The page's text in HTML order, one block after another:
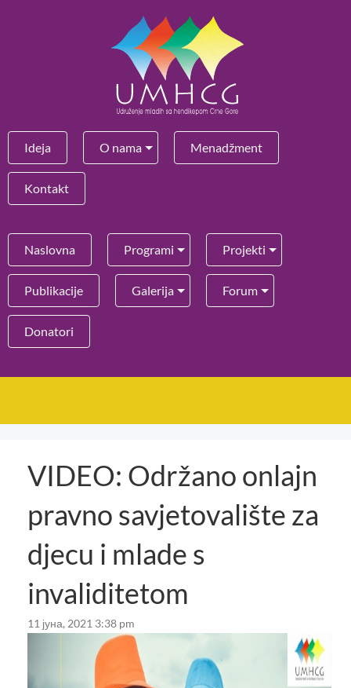
Ideja O nama Menadžment
Kontakt
Naslovna Programi Projekti
Publikacije Galerija Forum
Donatori
VIDEO: Održano onlajn
pravno savjetovalište za
djecu i mlade s
invaliditetom
11 јуна, 2021 3:38 pm